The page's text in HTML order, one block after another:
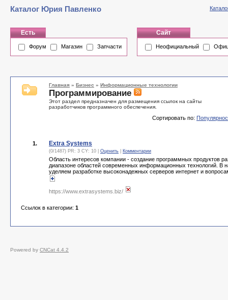
Каталог Юрия Павленко
Есть
Форум Магазин Запчасти
Сайт
Неофициальный
Главная » Бизнес » Информационные технологии
Программирование
Этот раздел предназначен для размещения ссылок на сайты
разработчиков программного обеспечения.
Сортировать по:
1. Extra Systems
(0/1487) PR: 3 CY: 10 | Оценить Комментарии
Область интересов компании - создание программных продуктов
диапазоне областей современных информационных технологий.
уделяем разработке высоконадежных серверов интернет и
https://www.extrasystems.biz/
Ссылок в категории: 1
Powered by CNCat 4.4.2